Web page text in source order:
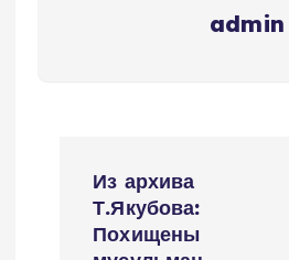
admin
Из архива
Т.Якубова:
Похищены